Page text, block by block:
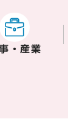
・産業